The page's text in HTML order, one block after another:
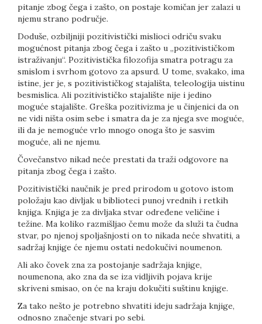
pitanje zbog čega i zašto, on postaje komičan jer zalazi u
njemu strano područje.
Doduše, ozbiljniji pozitivistički mislioci odriču svaku
mogućnost pitanja zbog čega i zašto u „pozitivističkom
istraživanju“. Pozitivistička filozofija smatra potragu za
smislom i svrhom gotovo za apsurd. U tome, svakako, ima
istine, jer je, s pozitivističkog stajališta, teleologija uistinu
besmislica. Ali pozitivističko stajalište nije i jedino
moguće stajalište. Greška pozitivizma je u činjenici da on
ne vidi ništa osim sebe i smatra da je za njega sve moguće,
ili da je nemoguće vrlo mnogo onoga što je sasvim
moguće, ali ne njemu.
Čovečanstvo nikad neće prestati da traži odgovore na
pitanja zbog čega i zašto.
Pozitivistički naučnik je pred prirodom u gotovo istom
položaju kao divljak u biblioteci punoj vrednih i retkih
knjiga. Knjiga je za divljaka stvar određene veličine i
težine. Ma koliko razmišljao čemu može da služi ta čudna
stvar, po njenoj spoljašnjosti on to nikada neće shvatiti, a
sadržaj knjige će njemu ostati nedokučivi noumenon.
Ali ako čovek zna za postojanje sadržaja knjige,
noumenona, ako zna da se iza vidljivih pojava krije
skriveni smisao, on će na kraju dokučiti suštinu knjige.
Za tako nešto je potrebno shvatiti ideju sadržaja knjige,
odnosno značenje stvari po sebi.